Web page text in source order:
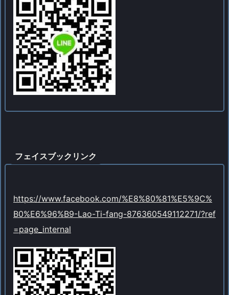
フェイスブックリンク
https://www.facebook.com/%E8%80%81%E5%9C%
B0%E6%96%B9-Lao-Ti-fang-876360549112271/?ref
=page_internal